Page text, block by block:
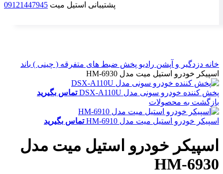
پشتیبانی استیل میت 09121447945
خانه دزدگیر و آپشن رادیو پخش ضبط های متفرقه ( چینی ) باند
اسپیکر خودرو استیل میت مدل HM-6930
پخش کننده خودرو سونی مدل DSX-A110U
تماس بگیرید
بازگشت به محصولات
اسپیکر خودرو استیل میت مدل HM-6910 تماس بگیرید
اسپیکر خودرو استیل میت مدل
HM-6930